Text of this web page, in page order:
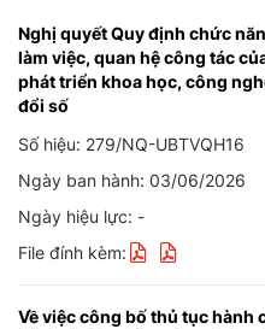
Nghị quyết Quy định chức
làm việc, quan hệ công tác
phát triển khoa học, công
đổi số
Số hiệu: 279/NQ-UBTVQH16
Ngày ban hành: 03/06/2026
Ngày hiệu lực: -
File đính kèm:
Về việc công bố thủ tục hành